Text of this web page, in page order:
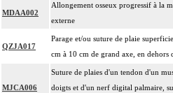
La réduction orthopédique
par confection d'un appareillage
[arthrorise] temporaire.
La réduction orthopédique
confection d'un appareillage rigide
Comprend : réduction orthopédique
MDAA002
Allongement osseux progressif à la
externe
QZJA017
Parage et/ou suture de plaie
cm à 10 cm de grand axe, en dehors
MJCA006
Suture de plaies d'un tendon d'un
doigts et d'un nerf digital palmaire,